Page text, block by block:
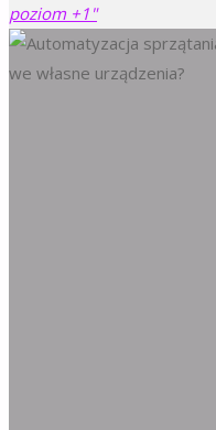
poziom +1"